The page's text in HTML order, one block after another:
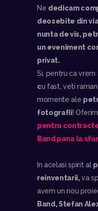
Ne dedicam
deosebite din
nunta de vis,
un eveniment
privat.
Si, pentru ca vrem
cu fast, veti
momente ale
fotografii!
pentru
Band pana la
In acelasi spirit al
reinventarii,va
avem un nou
Band, Stefan